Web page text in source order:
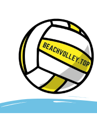
contenuto